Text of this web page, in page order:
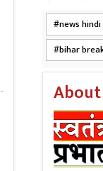
जटिल लेकिन
बिहार की
कुछ बदली
उजागर
की
सीवान और
मुस्लिम
इंडिया
news hindi
bihar